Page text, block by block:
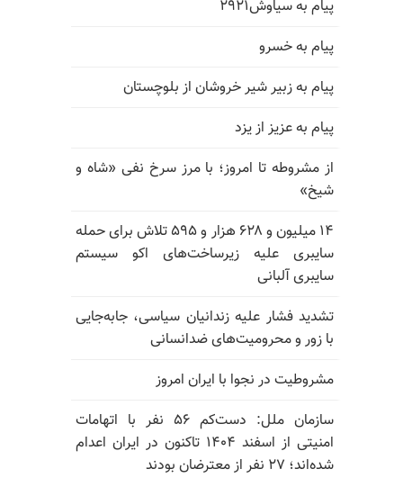
پیام به سیاوش۲۹۲۱
پیام به خسرو
پیام به زبیر شیر خروشان از بلوچستان
پیام به عزیز از یزد
از مشروطه تا امروز؛ با مرز سرخ نفی «شاه و
شیخ»
۱۴ میلیون و ۶۲۸ هزار و ۵۹۵ تلاش برای حمله
سایبری علیه زیرساخت‌های اکو سیستم
سایبری آلبانی
تشدید فشار علیه زندانیان سیاسی، جابه‌جایی
با زور و محرومیت‌های ضدانسانی
مشروطیت در نجوا با ایران امروز
سازمان ملل: دست‌کم ۵۶ نفر با اتهامات
امنیتی از اسفند ۱۴۰۴ تاکنون در ایران اعدام
شده‌اند؛ ۲۷ نفر از معترضان بودند